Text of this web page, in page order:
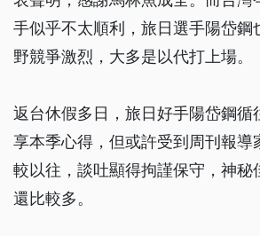
手似乎不太順利，旅日選手陽岱鋼
野競爭激烈，大多是以代打上場。
返台休假多日，旅日好手陽岱鋼循
享本季心得，但或許受到周刊報導
較以往，談吐顯得拘謹保守，神秘
還比較多。